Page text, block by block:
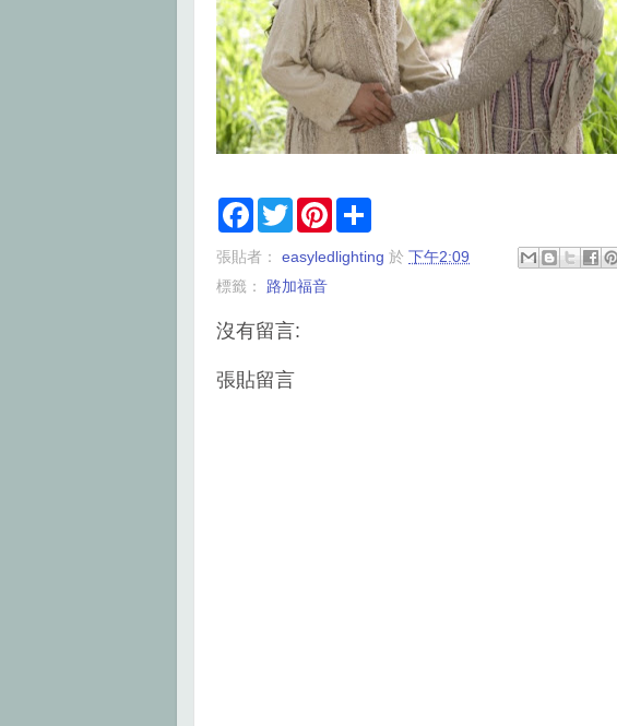
F
e
o
k
T
w
t
e
P
t
r
張貼者： easyledlighting 於 下午2:09
標籤： 路加福音
沒有留言:
張貼留言